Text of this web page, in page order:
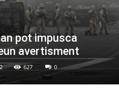
pot impusca
avertisment
627 0